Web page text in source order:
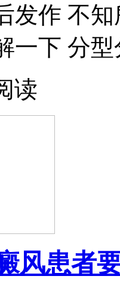
发作 不知
一下 分型
读
风患者